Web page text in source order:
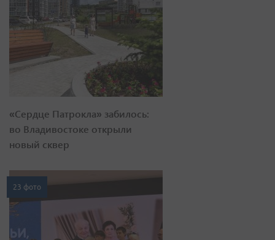
«Сердце Патрокла» забилось:
во Владивостоке открыли
новый сквер
23 фото